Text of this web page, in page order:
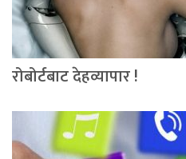
रोबोर्टबाट देहव्यापार !